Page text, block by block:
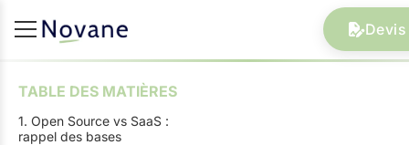
TABLE DES MATIÈRES
1. Open Source vs SaaS :
rappel des bases